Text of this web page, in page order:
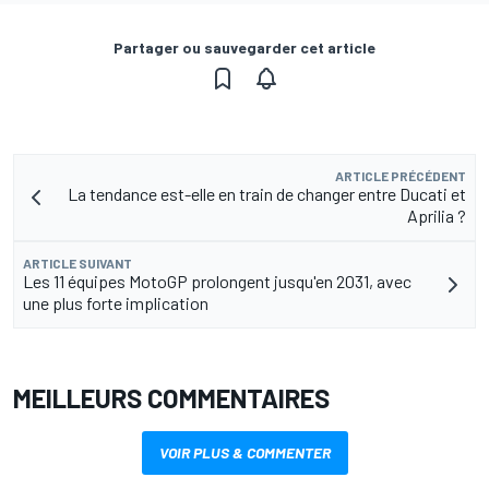
Partager ou sauvegarder cet article
ARTICLE PRÉCÉDENT
La tendance est-elle en train de changer entre Ducati et
Aprilia ?
ARTICLE SUIVANT
Les 11 équipes MotoGP prolongent jusqu'en 2031, avec
une plus forte implication
MEILLEURS COMMENTAIRES
VOIR PLUS & COMMENTER